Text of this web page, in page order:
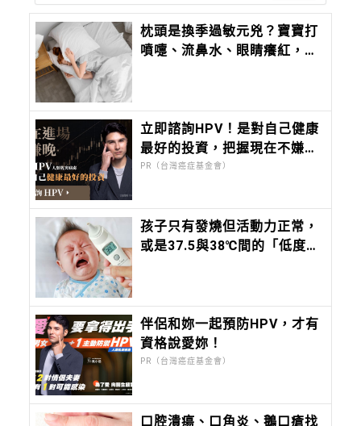
枕頭是換季過敏元兇？寶寶打
噴嚏、流鼻水、眼睛癢紅，忽
立即諮詢HPV！是對自己健康
最好的投資，把握現在不嫌
晚！
PR（台灣癌症基金會）
孩子只有發燒但活動力正常，
或是37.5與38℃間的「低度發
伴侶和妳一起預防HPV，才有
資格說愛妳！
PR（台灣癌症基金會）
口腔潰瘍、口角炎、鵝口瘡找